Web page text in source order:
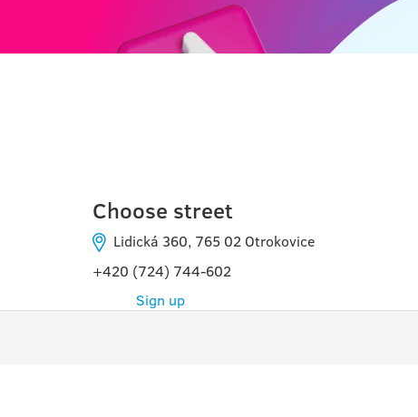
Choose street
Lidická 360, 765 02 Otrokovice
+420 (724) 744-602
Sign up